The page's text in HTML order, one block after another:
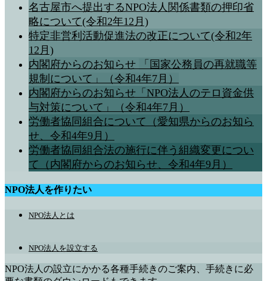
名古屋市へ提出するNPO法人関係書類の押印省
略について(令和2年12月)
特定非営利活動促進法の改正について(令和2年
12月)
内閣府からのお知らせ
「国家公務員の再就職等
規制について」（令和4年7月）
内閣府からのお知らせ「NPO法人のテロ資金供
与対策について」（令和4年7月）
労働者協同組合について（愛知県からのお知ら
せ、令和4年9月）
労働者協同組合法の施行に伴う組織変更につい
て（内閣府からのお知らせ、令和4年9月）
NPO法人を作りたい
NPO法人とは
NPO法人を設立する
NPO法人の設立にかかる各種手続きのご案内、手続きに必